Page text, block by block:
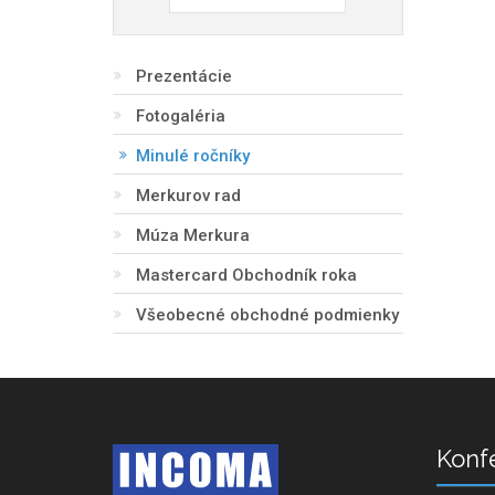
Prezentácie
Fotogaléria
Minulé ročníky
Merkurov rad
Múza Merkura
Mastercard Obchodník roka
Všeobecné obchodné podmienky